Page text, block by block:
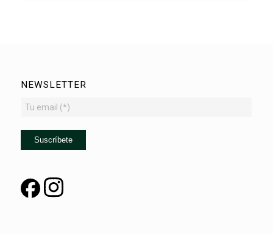
NEWSLETTER